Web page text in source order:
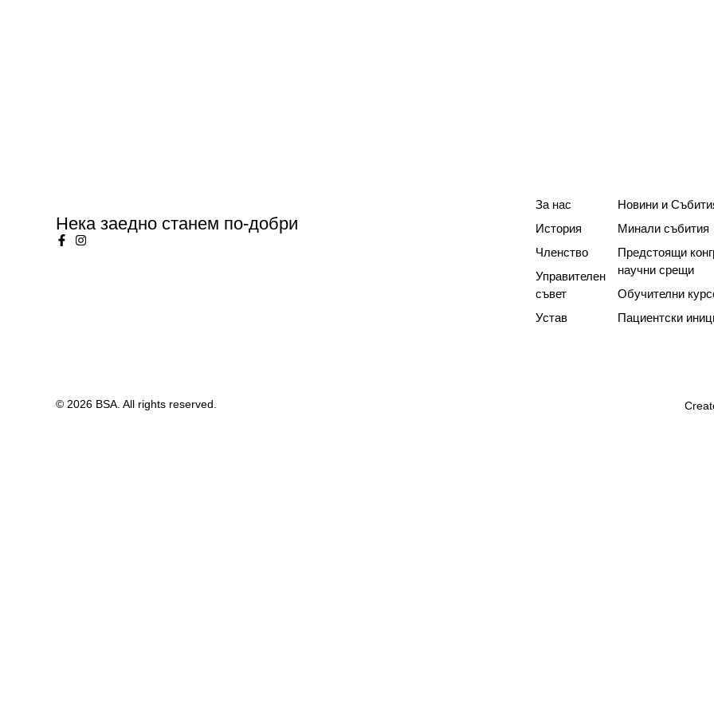
Нека заедно станем по-добри
За нас
История
Членство
Управителен
съвет
Устав
Новини и
Минали събития
Предстоящи
научни срещи
Обучителни
Пациентски
© 2026 BSA. All rights reserved.